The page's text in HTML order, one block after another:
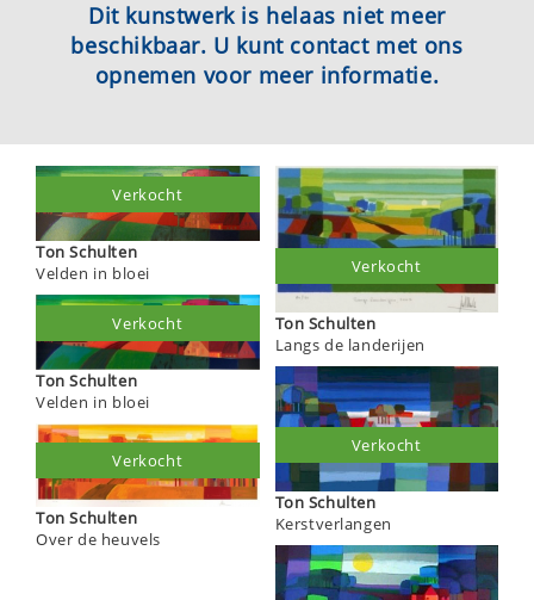
Dit kunstwerk is helaas niet meer
beschikbaar. U kunt contact met ons
opnemen voor meer informatie.
Ton Schulten
Velden in bloei
Verkocht
Ton Schulten
Velden in bloei
Verkocht
Ton Schulten
Over de heuvels
Verkocht
Ton Schulten
Langs de landerijen
Verkocht
Ton Schulten
Kerstverlangen
Verkocht